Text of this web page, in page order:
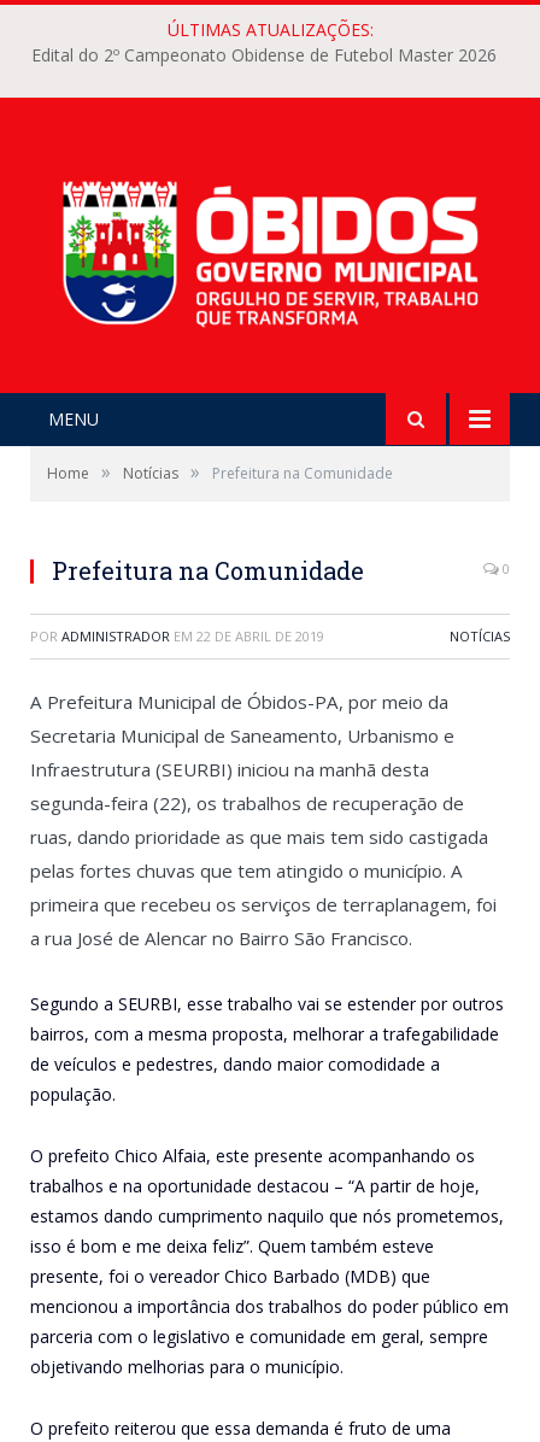
ÚLTIMAS ATUALIZAÇÕES:
Edital do 2º Campeonato Obidense de Futebol Master 2026
MENU
Home » Notícias » Prefeitura na Comunidade
Prefeitura na Comunidade 0
POR ADMINISTRADOR EM 22 DE ABRIL DE 2019 NOTÍCIAS
A Prefeitura Municipal de Óbidos-PA, por meio da
Secretaria Municipal de Saneamento, Urbanismo e
Infraestrutura (SEURBI) iniciou na manhã desta
segunda-feira (22), os trabalhos de recuperação de
ruas, dando prioridade as que mais tem sido castigada
pelas fortes chuvas que tem atingido o município. A
primeira que recebeu os serviços de terraplanagem, foi
a rua José de Alencar no Bairro São Francisco.
Segundo a SEURBI, esse trabalho vai se estender por outros
bairros, com a mesma proposta, melhorar a trafegabilidade
de veículos e pedestres, dando maior comodidade a
população.
O prefeito Chico Alfaia, este presente acompanhando os
trabalhos e na oportunidade destacou – “A partir de hoje,
estamos dando cumprimento naquilo que nós prometemos,
isso é bom e me deixa feliz”. Quem também esteve
presente, foi o vereador Chico Barbado (MDB) que
mencionou a importância dos trabalhos do poder público em
parceria com o legislativo e comunidade em geral, sempre
objetivando melhorias para o município.
O prefeito reiterou que essa demanda é fruto de uma